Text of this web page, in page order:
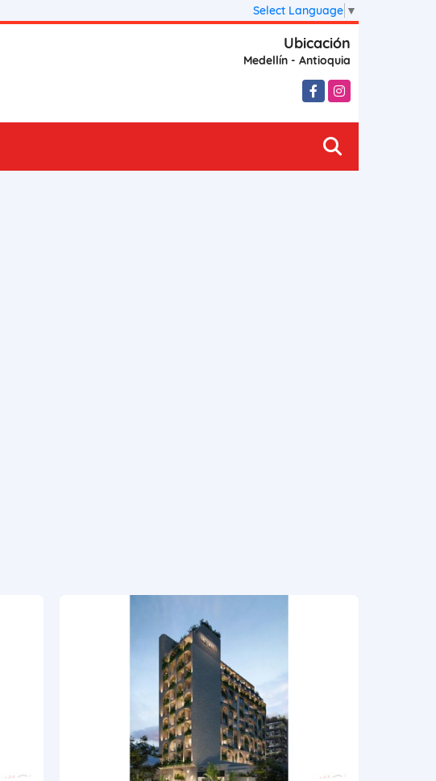
Select Language ▼
Ubicación
Medellín - Antioquia
FacebookInstagram